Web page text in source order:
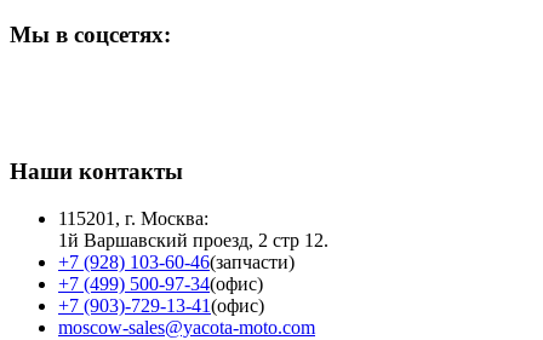
Мы в соцсетях:
Наши контакты
115201, г. Москва:
1й Варшавский проезд, 2 стр 12.
+7 (928) 103-60-46(запчасти)
+7 (499) 500-97-34(офис)
+7 (903)-729-13-41(офис)
moscow-sales@yacota-moto.com